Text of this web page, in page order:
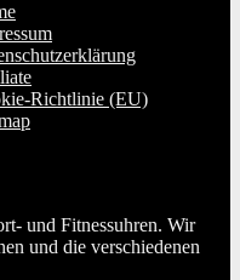
Richtlinie (EU)
und Fitnessuhren. Wir
und die verschiedenen